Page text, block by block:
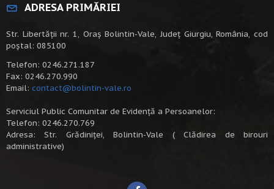
ADRESA PRIMĂRIEI
Str. Libertății nr. 1, Oraș Bolintin-Vale, Județ Giurgiu, România, cod
poștal: 085100
Telefon: 0246.271.187
Fax: 0246.270.990
Email: contact@bolintin-vale.ro
Serviciul Public Comunitar de Evidență a Persoanelor:
Telefon: 0246.270.769
Adresa: Str. Grădiniței, Bolintin-Vale ( Clădirea de birouri
administrative)